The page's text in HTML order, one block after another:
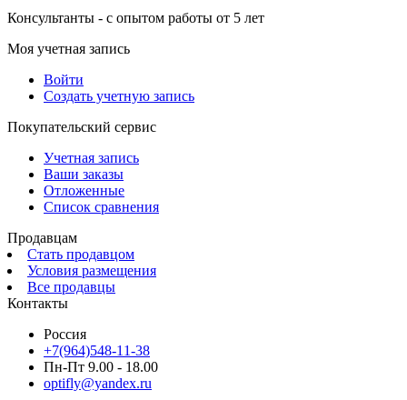
Консультанты - с опытом работы от 5 лет
Моя учетная запись
Войти
Создать учетную запись
Покупательский сервис
Учетная запись
Ваши заказы
Отложенные
Список сравнения
Продавцам
Стать продавцом
Условия размещения
Все продавцы
Контакты
Россия
+7(964)548-11-38
Пн-Пт 9.00 - 18.00
optifly@yandex.ru